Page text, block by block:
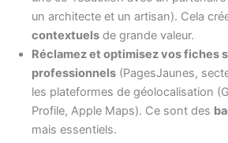
un architecte et un artisan). Cela
contextuels de grande valeur.
Réclamez et optimisez vos fiches
professionnels (PagesJaunes,
les plateformes de géolocalisation
Profile, Apple Maps). Ce sont des
mais essentiels.